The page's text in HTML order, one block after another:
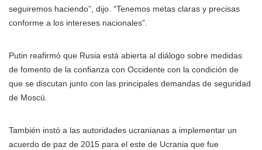
seguiremos haciendo”, dijo. “Tenemos metas claras y precisas
conforme a los intereses nacionales”.
Putin reafirmó que Rusia está abierta al diálogo sobre medidas
de fomento de la confianza con Occidente con la condición de
que se discutan junto con las principales demandas de seguridad
de Moscú.
También instó a las autoridades ucranianas a implementar un
acuerdo de paz de 2015 para el este de Ucrania que fue